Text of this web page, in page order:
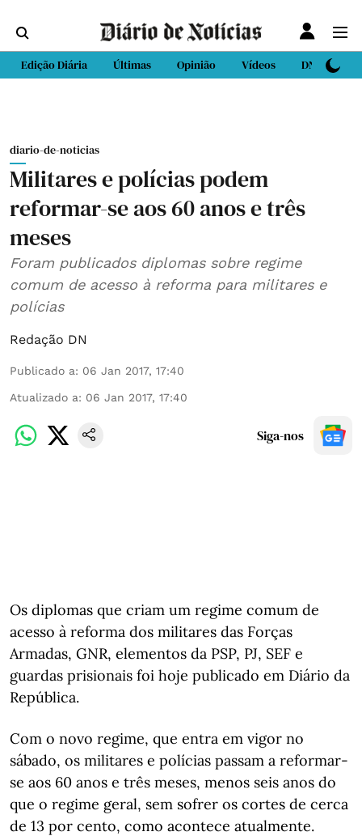
Edição Diária Últimas Opinião Vídeos DN Sport
diario-de-noticias
Militares e polícias podem
reformar-se aos 60 anos e três
meses
Foram publicados diplomas sobre regime
comum de acesso à reforma para militares e
polícias
Redação DN
Publicado a: 06 Jan 2017, 17:40
Atualizado a: 06 Jan 2017, 17:40
Siga-nos
Os diplomas que criam um regime comum de
acesso à reforma dos militares das Forças
Armadas, GNR, elementos da PSP, PJ, SEF e
guardas prisionais foi hoje publicado em Diário da
República.
Com o novo regime, que entra em vigor no
sábado, os militares e polícias passam a reformar-
se aos 60 anos e três meses, menos seis anos do
que o regime geral, sem sofrer os cortes de cerca
de 13 por cento, como acontece atualmente.